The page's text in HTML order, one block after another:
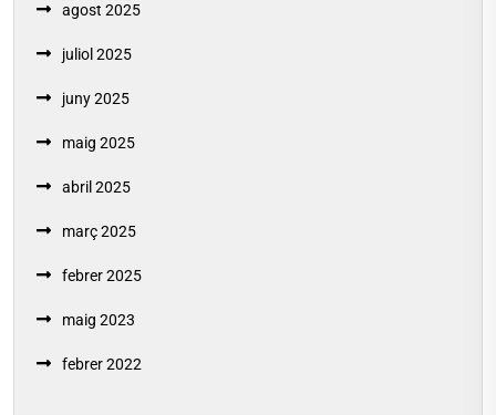
agost 2025
juliol 2025
juny 2025
maig 2025
abril 2025
març 2025
febrer 2025
maig 2023
febrer 2022